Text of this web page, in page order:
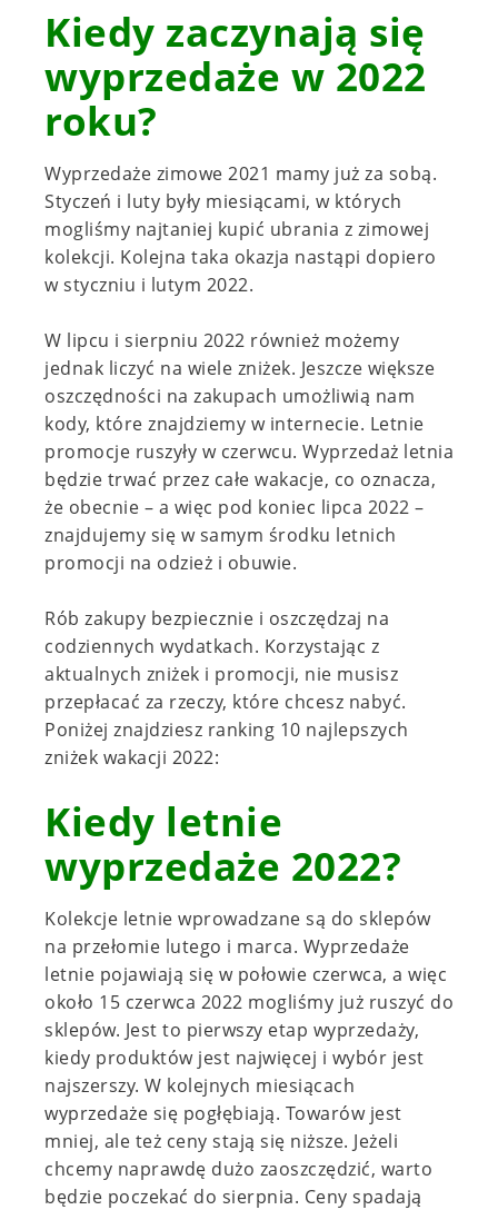
Kiedy zaczynają się
wyprzedaże w 2022
roku?
Wyprzedaże zimowe 2021 mamy już za sobą.
Styczeń i luty były miesiącami, w których
mogliśmy najtaniej kupić ubrania z zimowej
kolekcji. Kolejna taka okazja nastąpi dopiero
w styczniu i lutym 2022.
W lipcu i sierpniu 2022 również możemy
jednak liczyć na wiele zniżek. Jeszcze większe
oszczędności na zakupach umożliwią nam
kody, które znajdziemy w internecie. Letnie
promocje ruszyły w czerwcu. Wyprzedaż letnia
będzie trwać przez całe wakacje, co oznacza,
że obecnie – a więc pod koniec lipca 2022 –
znajdujemy się w samym środku letnich
promocji na odzież i obuwie.
Rób zakupy bezpiecznie i oszczędzaj na
codziennych wydatkach. Korzystając z
aktualnych zniżek i promocji, nie musisz
przepłacać za rzeczy, które chcesz nabyć.
Poniżej znajdziesz ranking 10 najlepszych
zniżek wakacji 2022:
Kiedy letnie
wyprzedaże 2022?
Kolekcje letnie wprowadzane są do sklepów
na przełomie lutego i marca. Wyprzedaże
letnie pojawiają się w połowie czerwca, a więc
około 15 czerwca 2022 mogliśmy już ruszyć do
sklepów. Jest to pierwszy etap wyprzedaży,
kiedy produktów jest najwięcej i wybór jest
najszerszy. W kolejnych miesiącach
wyprzedaże się pogłębiają. Towarów jest
mniej, ale też ceny stają się niższe. Jeżeli
chcemy naprawdę dużo zaoszczędzić, warto
będzie poczekać do sierpnia. Ceny spadają